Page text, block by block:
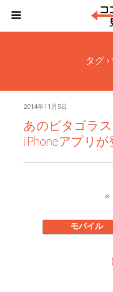
タグ
2014年11月5日
あのピタゴラ
iPhoneアプリが
モバイル